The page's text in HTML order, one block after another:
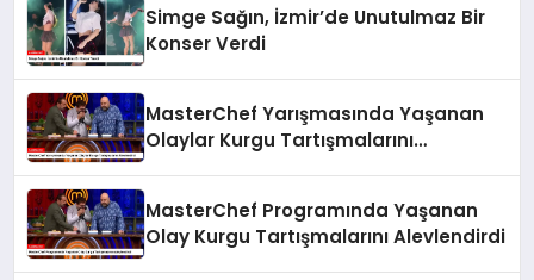
Simge Sağın, İzmir’de Unutulmaz Bir
Konser Verdi
MasterChef Yarışmasında Yaşanan
Olaylar Kurgu Tartışmalarını
MasterChef Programında Yaşanan
Olay Kurgu Tartışmalarını Alevlendirdi